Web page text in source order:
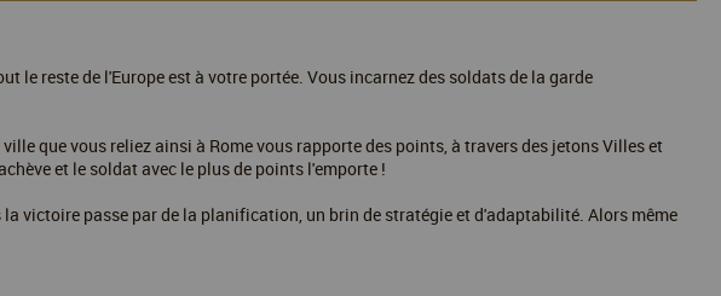
le reste de l'Europe est à votre portée. Vous incarnez des soldats de la garde
que vous reliez ainsi à Rome vous rapporte des points, à travers des jetons Villes et
et le soldat avec le plus de points l'emporte !
victoire passe par de la planification, un brin de stratégie et d'adaptabilité. Alors même